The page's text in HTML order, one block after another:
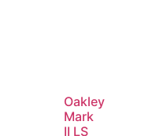
Oakley
Mark
II LS